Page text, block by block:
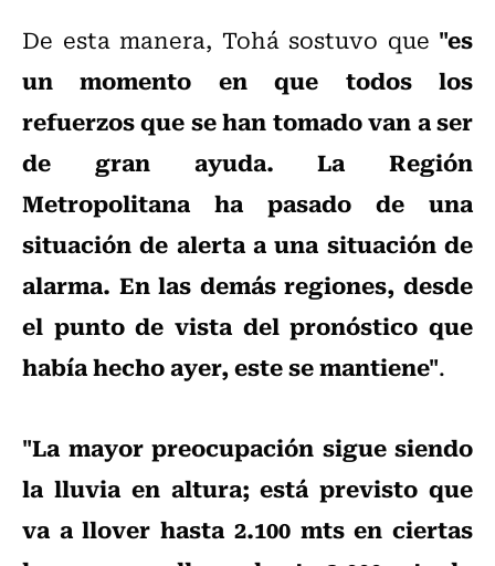
De esta manera, Tohá sostuvo que "es
un momento en que todos los
refuerzos que se han tomado van a ser
de gran ayuda. La Región
Metropolitana ha pasado de una
situación de alerta a una situación de
alarma. En las demás regiones, desde
el punto de vista del pronóstico que
había hecho ayer, este se mantiene".
"La mayor preocupación sigue siendo
la lluvia en altura; está previsto que
va a llover hasta 2.100 mts en ciertas